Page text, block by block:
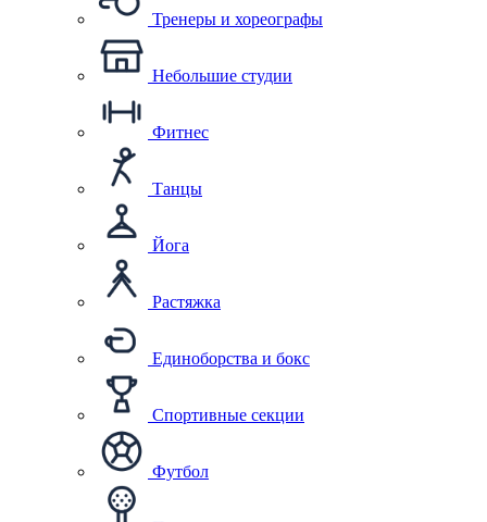
Тренеры и хореографы
Небольшие студии
Фитнес
Танцы
Йога
Растяжка
Единоборства и бокс
Спортивные секции
Футбол